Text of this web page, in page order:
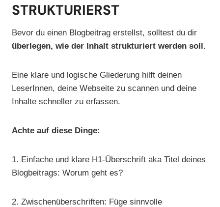
STRUKTURIERST
Bevor du einen Blogbeitrag erstellst, solltest du dir
überlegen, wie der Inhalt strukturiert werden soll.
Eine klare und logische Gliederung hilft deinen
LeserInnen, deine Webseite zu scannen und deine
Inhalte schneller zu erfassen.
Achte auf diese Dinge:
1. Einfache und klare H1-Überschrift aka Titel deines
Blogbeitrags: Worum geht es?
2. Zwischenüberschriften: Füge sinnvolle